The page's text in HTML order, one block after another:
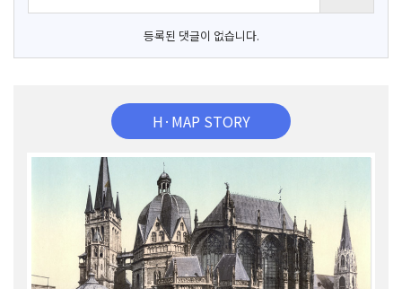
등록된 댓글이 없습니다.
H·MAP STORY